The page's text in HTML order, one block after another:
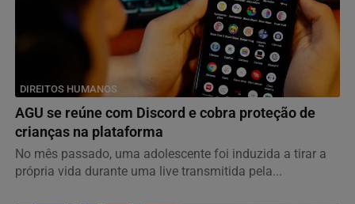
DIREITOS HUMANOS
AGU se reúne com Discord e cobra proteção de
crianças na plataforma
No mês passado, uma adolescente foi induzida a tirar a
própria vida durante uma live transmitida pela...